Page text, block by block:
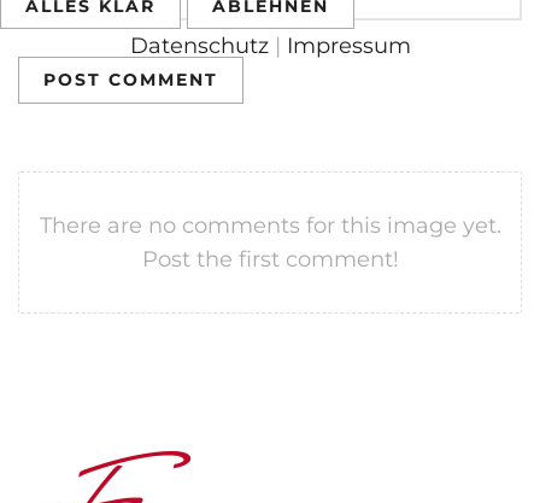
POST COMMENT
There are no comments for this image yet.
Post the first comment!
ALLES KLAR ABLEHNEN
Datenschutz| Impressum